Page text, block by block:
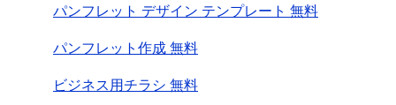
パンフレット デザイン テンプレート 無料
パンフレット作成 無料
ビジネス用チラシ 無料